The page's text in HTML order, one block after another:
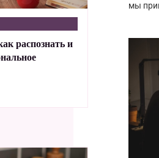
распознать и
мы